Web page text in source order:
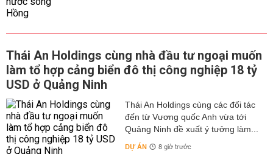
Thái An Holdings cùng nhà đầu tư ngoại muốn
làm tổ hợp cảng biển đô thị công nghiệp 18 tỷ
USD ở Quảng Ninh
Thái An Holdings cùng các đối tác
đến từ Vương quốc Anh vừa tới
Quảng Ninh đề xuất ý tưởng làm...
DỰ ÁN 8 giờ trước